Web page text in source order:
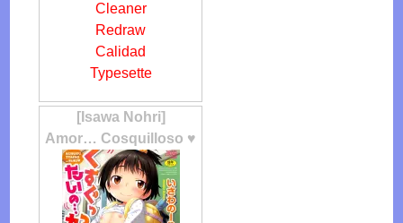
Cleaner
Redraw
Calidad
Typesette
[Isawa Nohri]
Amor… Cosquilloso ♥